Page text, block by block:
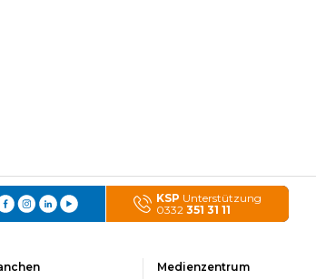
KSP Unterstützung
0332 351 31 11
Medienzentrum